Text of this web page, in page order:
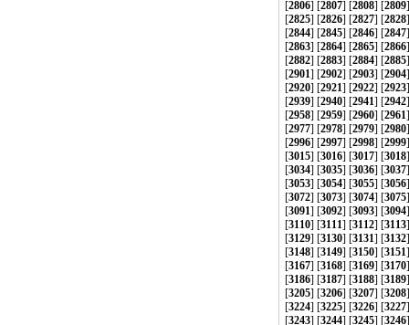
[2806] [2807] [2808] [2809
[2825] [2826] [2827] [2828
[2844] [2845] [2846] [2847
[2863] [2864] [2865] [2866
[2882] [2883] [2884] [2885
[2901] [2902] [2903] [2904
[2920] [2921] [2922] [2923
[2939] [2940] [2941] [2942
[2958] [2959] [2960] [2961
[2977] [2978] [2979] [2980
[2996] [2997] [2998] [2999
[3015] [3016] [3017] [3018
[3034] [3035] [3036] [3037
[3053] [3054] [3055] [3056
[3072] [3073] [3074] [3075
[3091] [3092] [3093] [3094
[3110] [3111] [3112] [3113
[3129] [3130] [3131] [3132
[3148] [3149] [3150] [3151
[3167] [3168] [3169] [3170
[3186] [3187] [3188] [3189
[3205] [3206] [3207] [3208
[3224] [3225] [3226] [3227
[3243] [3244] [3245] [3246